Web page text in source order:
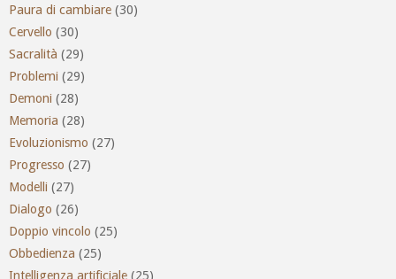
Paura di cambiare (30)
Cervello (30)
Sacralità (29)
Problemi (29)
Demoni (28)
Memoria (28)
Evoluzionismo (27)
Progresso (27)
Modelli (27)
Dialogo (26)
Doppio vincolo (25)
Obbedienza (25)
Intelligenza artificiale (25)